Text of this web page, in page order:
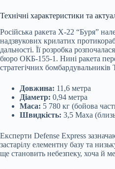
Технічні характеристики та
Російська ракета Х-22 “Буря”
надзвукових крилатих
дальності. Її розробка
бюро ОКБ-155-1. Нині ракета
стратегічних
Довжина: 11,6 метра
Діаметр: 0,94 метра
Маса: 5 780 кг (бойова
Швидкість: 3,5 Маха
Експерти Defense Express
застарілу елементну базу та
ще становить небезпеку, хоча й